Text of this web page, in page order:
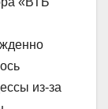
из-за